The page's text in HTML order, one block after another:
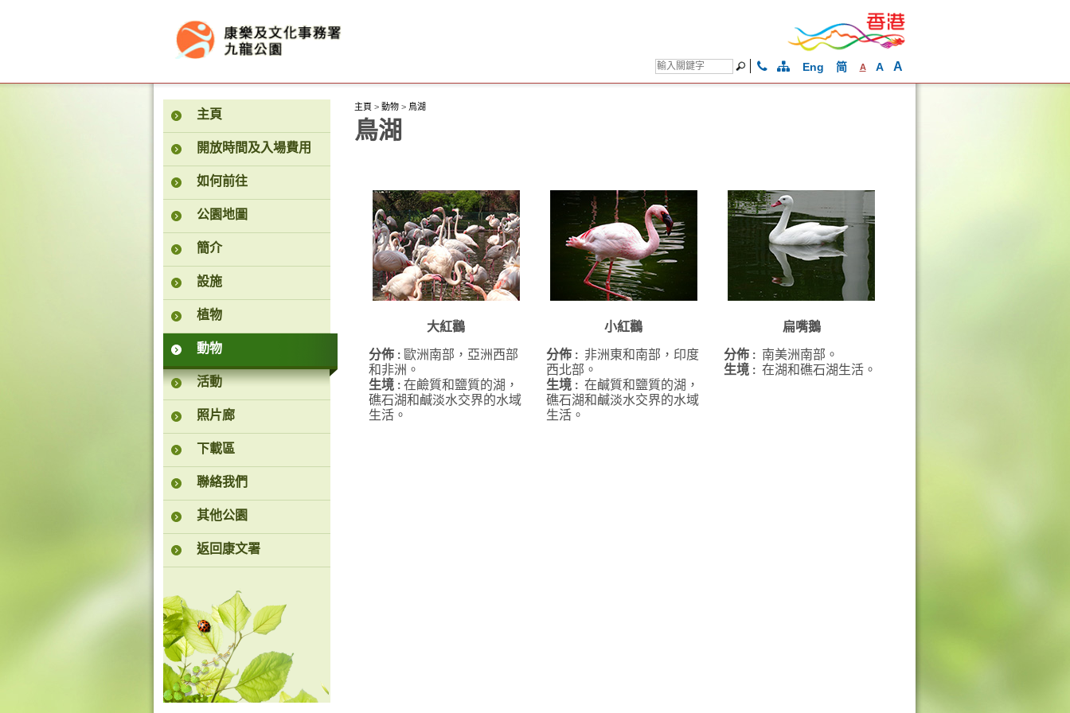
Eng 简 A A A
按“Tab”進入菜單
主頁
開放時間及入場費用
如何前往
公園地圖
簡介
設施
植物
動物
活動
照片廊
下載區
聯絡我們
其他公園
返回康文署
主頁 > 動物> 鳥湖
鳥湖
大紅鸛 小紅鸛 扁嘴鵝
分佈 :歐洲南部，亞洲西部
和非洲。
生境 :在鹼質和鹽質的湖，
礁石湖和鹹淡水交界的水域
生活。
分佈 :非洲東和南部，印度
西北部。
生境 :在鹹質和鹽質的湖，
礁石湖和鹹淡水交界的水域
生活。
分佈 :南美洲南部。
生境 :在湖和礁石湖生活。